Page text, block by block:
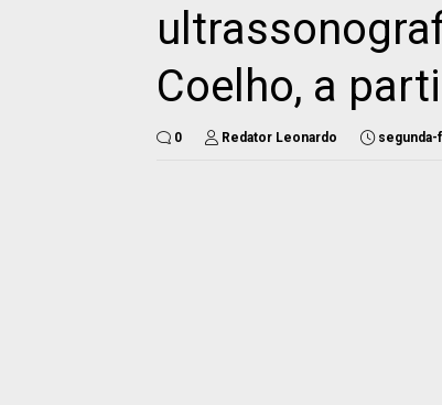
Coelho, a
0 Redator Leonardo segunda-